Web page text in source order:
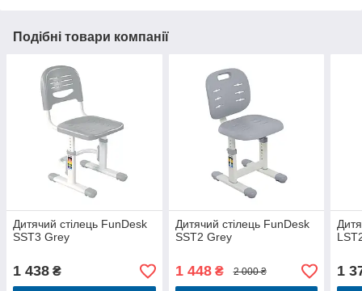
Подібні товари компанії
Дитячий стілець FunDesk
SST3 Grey
1 438 ₴
Дитячий стілець FunDesk
SST2 Grey
1 448₴ 2 000 ₴ 1